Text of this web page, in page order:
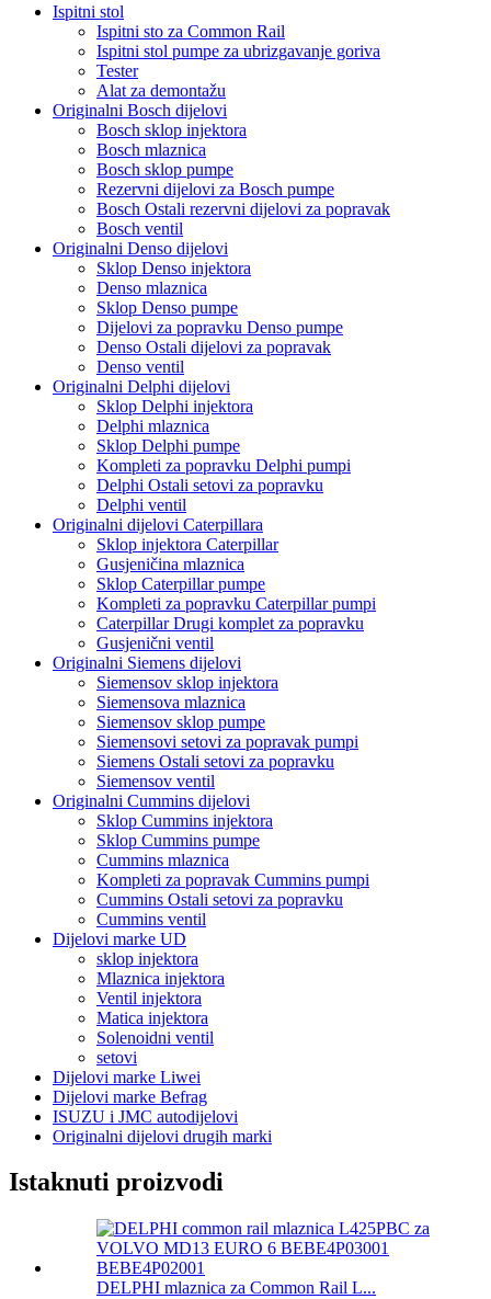
Ispitni stol
Ispitni sto za Common Rail
Ispitni stol pumpe za ubrizgavanje goriva
Tester
Alat za demontažu
Originalni Bosch dijelovi
Bosch sklop injektora
Bosch mlaznica
Bosch sklop pumpe
Rezervni dijelovi za Bosch pumpe
Bosch Ostali rezervni dijelovi za popravak
Bosch ventil
Originalni Denso dijelovi
Sklop Denso injektora
Denso mlaznica
Sklop Denso pumpe
Dijelovi za popravku Denso pumpe
Denso Ostali dijelovi za popravak
Denso ventil
Originalni Delphi dijelovi
Sklop Delphi injektora
Delphi mlaznica
Sklop Delphi pumpe
Kompleti za popravku Delphi pumpi
Delphi Ostali setovi za popravku
Delphi ventil
Originalni dijelovi Caterpillara
Sklop injektora Caterpillar
Gusjeničina mlaznica
Sklop Caterpillar pumpe
Kompleti za popravku Caterpillar pumpi
Caterpillar Drugi komplet za popravku
Gusjenični ventil
Originalni Siemens dijelovi
Siemensov sklop injektora
Siemensova mlaznica
Siemensov sklop pumpe
Siemensovi setovi za popravak pumpi
Siemens Ostali setovi za popravku
Siemensov ventil
Originalni Cummins dijelovi
Sklop Cummins injektora
Sklop Cummins pumpe
Cummins mlaznica
Kompleti za popravak Cummins pumpi
Cummins Ostali setovi za popravku
Cummins ventil
Dijelovi marke UD
sklop injektora
Mlaznica injektora
Ventil injektora
Matica injektora
Solenoidni ventil
setovi
Dijelovi marke Liwei
Dijelovi marke Befrag
ISUZU i JMC autodijelovi
Originalni dijelovi drugih marki
Istaknuti proizvodi
DELPHI mlaznica za Common Rail L...